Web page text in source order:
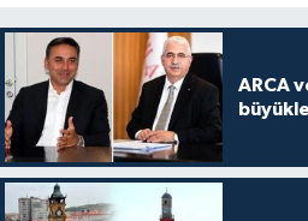
ARCA